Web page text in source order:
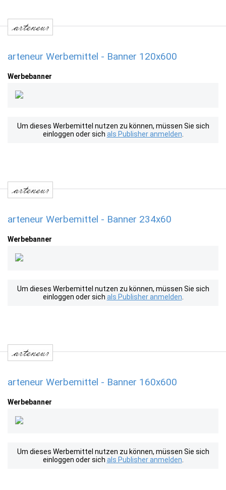
arteneur Werbemittel - Banner 120x600
Werbebanner
Um dieses Werbemittel nutzen zu können, müssen Sie sich
einloggen oder sich als Publisher anmelden
arteneur Werbemittel - Banner 234x60
Werbebanner
Um dieses Werbemittel nutzen zu können, müssen Sie sich
einloggen oder sich als Publisher anmelden
arteneur Werbemittel - Banner 160x600
Werbebanner
Um dieses Werbemittel nutzen zu können, müssen Sie sich
einloggen oder sich als Publisher anmelden